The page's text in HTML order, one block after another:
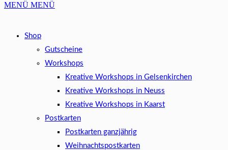
MENÜ MENÜ
Shop
Gutscheine
Workshops
Kreative Workshops in Gelsenkirchen
Kreative Workshops in Neuss
Kreative Workshops in Kaarst
Postkarten
Postkarten ganzjährig
Weihnachtspostkarten